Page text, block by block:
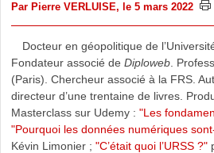
Par Pierre VERLUISE, le 5 mars 2022
Docteur en géopolitique de
Fondateur associé de Diploweb.
(Paris). Chercheur associé à la FRS.
directeur d’une trentaine de livres.
Masterclass sur Udemy : "Les
"Pourquoi les données numériques
Kévin Limonier ; "C’était quoi l’URSS ?"